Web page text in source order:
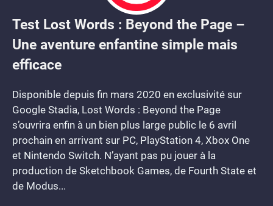
7.5
Test Lost Words : Beyond the Page –
Une aventure enfantine simple mais
efficace
Disponible depuis fin mars 2020 en exclusivité sur
Google Stadia, Lost Words : Beyond the Page
s’ouvrira enfin à un bien plus large public le 6 avril
prochain en arrivant sur PC, PlayStation 4, Xbox One
et Nintendo Switch. N’ayant pas pu jouer à la
production de Sketchbook Games, de Fourth State et
de Modus...